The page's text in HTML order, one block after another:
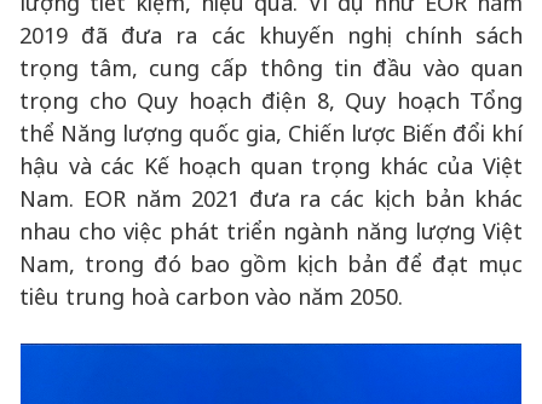
2019 đã đưa ra các khuyến nghị chính sách
trọng tâm, cung cấp thông tin đầu vào quan
trọng cho Quy hoạch điện 8, Quy hoạch Tổng
thể Năng lượng quốc gia, Chiến lược Biến đổi khí
hậu và các Kế hoạch quan trọng khác của Việt
Nam. EOR năm 2021 đưa ra các kịch bản khác
nhau cho việc phát triển ngành năng lượng Việt
Nam, trong đó bao gồm kịch bản để đạt mục
tiêu trung hoà carbon vào năm 2050.